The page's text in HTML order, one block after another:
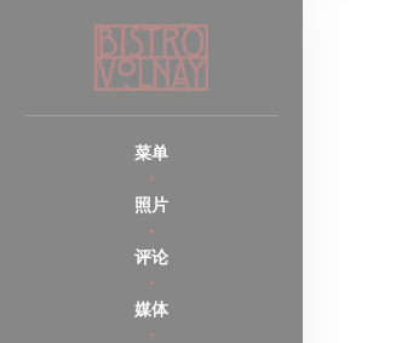
菜单
照片
评论
媒体